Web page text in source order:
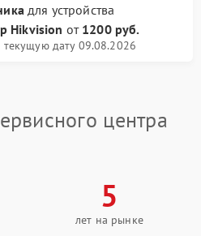
для устройства
Hikvision от 1200 руб.
текущую дату 09.08.2026
центра
5
лет на рынке